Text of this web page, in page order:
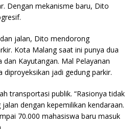
Dengan mekanisme baru, Dito
jalan, Dito mendorong
Kota Malang saat ini punya dua
dan Kayutangan. Mal Pelayanan
diproyeksikan jadi gedung parkir.
transportasi publik. “Rasionya tidak
dengan kepemilikan kendaraan.
70.000 mahasiswa baru masuk